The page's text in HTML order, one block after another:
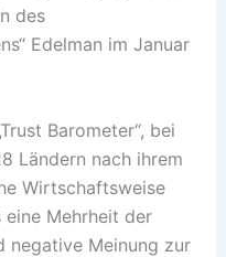
des
Edelman im Januar
Barometer“, bei
Ländern nach ihrem
Wirtschaftsweise
Mehrheit der
negative Meinung zur